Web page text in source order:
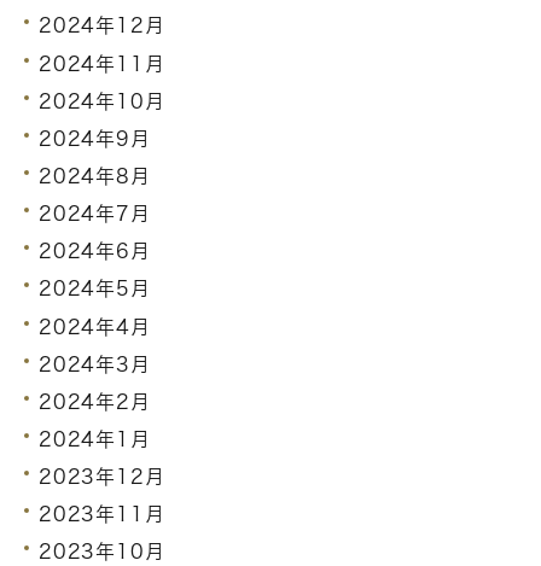
2024年12月
2024年11月
2024年10月
2024年9月
2024年8月
2024年7月
2024年6月
2024年5月
2024年4月
2024年3月
2024年2月
2024年1月
2023年12月
2023年11月
2023年10月